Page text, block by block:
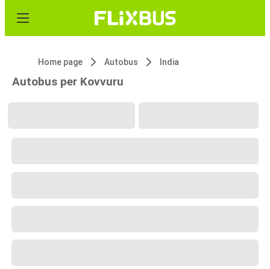
Home page Autobus India
Autobus per Kovvuru